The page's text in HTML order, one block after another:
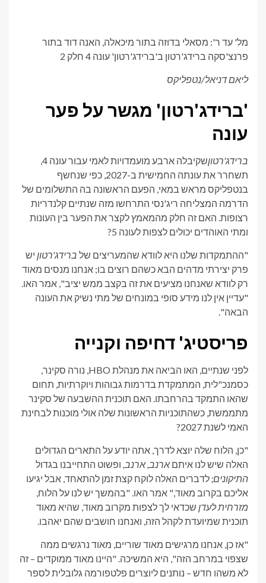
מל' עד ר': מסאלי בדוזה בתור מיכאלה, האנה דוד בתור
פרנצ'סקה ברידג'רטון ב'ברידג'רטון' עונה 4 חלק 2
ליאם דניאל/נטפליקס
'ברידג'רטון' מגשר על פער
עונה
ברידג'רטון
שקיבלה ארבע מועמדויות לאמי עבור עונה 4,
תשחרר את עונתה החמישית ב-2027, כפי שנחשף
בנטפליקס מראש במאי, הפעם הראשונה בה התשלומים של
הדרמה המצליחה ריג'נסי התרחשו מזה שנתיים קלנדריות
רצופות. האם זה חלק מהמאמץ לקצר את הפער בין העונות
ומתי האוהדים יכולים לצפות לעונה 5?
"ההתמקדות שלנו היא לוודא שהמעריצים של ברידג'רטון יש
פרק יצירתי מדהים הבא כשהם רוצים בו; אנחנו מנסים מאוד
רק לוודא שאנחנו מציעים את זה בקצב ממש יציב", אמר האו.
"עדיין אין לנו מידע סופי במונחים של מתי נשיק את העונה
הבאה".
פריסטיג' דחיפה וקנייה
לפני שנתיים, האו הביאה את מנהלת HBO, נורה סקינר,
כסמנכ"לית, המתמקדת בדרמות גבוהות ויוקרתיות, תחום
שהאו התמקד בהרחבתו. האם תוכנית ההשבעה של סקינר
מתממשת, כשהתוכניות הראשונות שלה אולי מוכנות לבחינת
האמי לשנת 2027?
"כן, הלוח שלה יוצא לדרך, אתה יודע על התארים הגדולים
האלה שיש לנו איתםארנב, ארנב, ופשוט התחייבנו בגדול
התיקונים;לדברים האלה לוקח קצת זמן להתאחד, אבל יגיעו
אליכם בקרוב מאוד," אמר האו. "בהמשך יש לנו על הלוח,
מזרחית לעדן שכדאי לך לצפות מקרוב מאוד, שהיא מאוד
תוכנית שמיועדת לקהל הזה, ואנחנו חושבים שהם יאהבו.
"אז כן, אנחנו מרגישים מאוד שוריים, מאוד נרגשים ממה
שצפוי במרחב הזה", היא המשיכה. "היינו מאוד ממוקדים – זה
לא משהו חדש – נותנים ליוצרים פלטפורמה גלובלית לספר